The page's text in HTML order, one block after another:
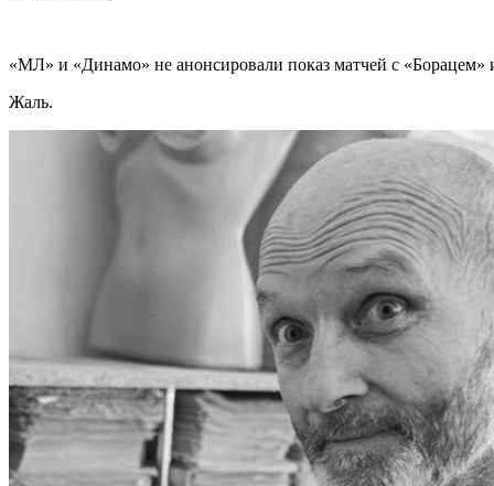
«МЛ» и «Динамо» не анонсировали показ матчей с «Борацем»
Жаль.